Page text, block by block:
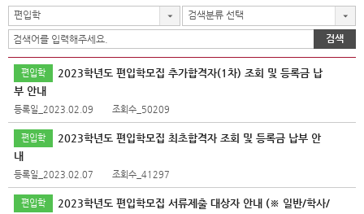
편입학 검색분류 선택
검색
편입학
2023학년도 편입학모집 추가합격자(1차) 조회 및 등록금 납
부 안내
등록일_2023.02.09 조회수_50209
편입학
2023학년도 편입학모집 최초합격자 조회 및 등록금 납부 안
내
등록일_2023.02.07 조회수_41297
편입학
2023학년도 편입학모집 서류제출 대상자 안내 (※ 일반/학사/